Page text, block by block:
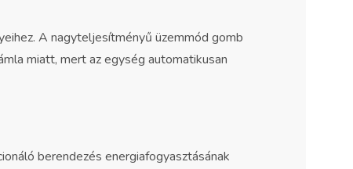
A nagyteljesítményű üzemmód gomb
miatt, mert az egység automatikusan
berendezés energiafogyasztásának